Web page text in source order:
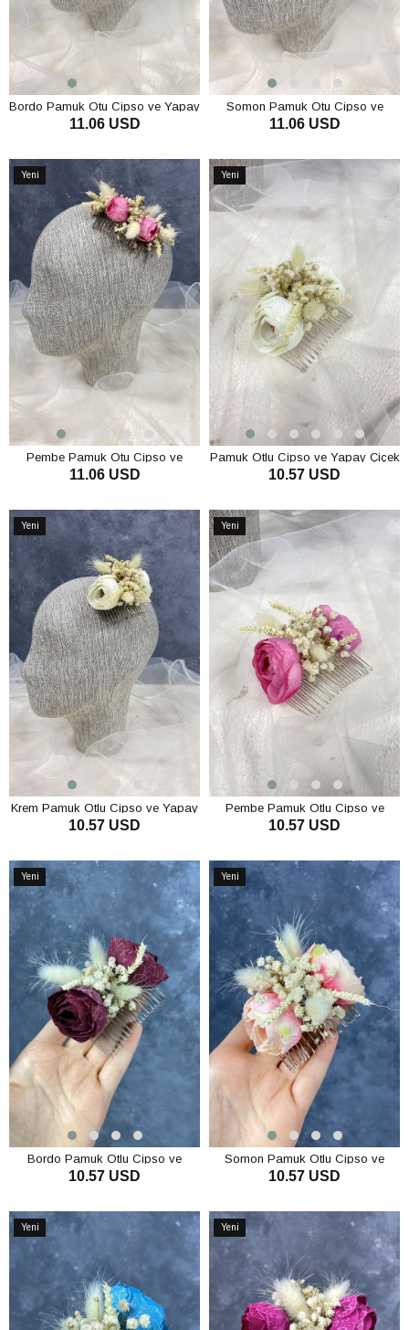
Bordo Pamuk Otu Cipso ve Yapay
Çiçekli Taraklı Saç Tokası
11.06 USD
Somon Pamuk Otu Cipso ve
Yapay Çiçekli Taraklı Saç Tokası
11.06 USD
Yeni
Ürün
Pembe Pamuk Otu Cipso ve
Yapay Çiçekli Taraklı Saç Tokası
11.06 USD
Yeni
Ürün
Pamuk Otlu Cipso ve Yapay Çiçek
Taraklı Saç Tokası Aksesuar
10.57 USD
Yeni
Ürün
Krem Pamuk Otlu Cipso ve Yapay
Çiçek Taraklı Saç Tokası Aksesuar
10.57 USD
Yeni
Ürün
Pembe Pamuk Otlu Cipso ve
Yapay Çiçek Taraklı Saç Tokası
10.57 USD
Yeni
Ürün
Bordo Pamuk Otlu Cipso ve
Yapay Çiçek Taraklı Saç Tokası
10.57 USD
Yeni
Ürün
Somon Pamuk Otlu Cipso ve
Yapay Çiçek Taraklı Saç Tokası
10.57 USD
Yeni
Ürün
Yeni
Ürün